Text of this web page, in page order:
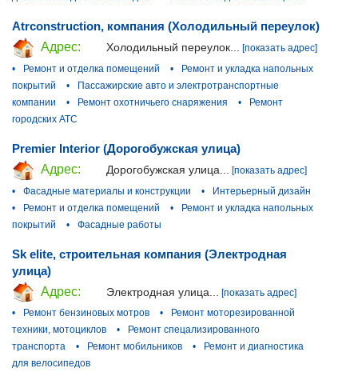
Atrconstruction, компания (Холодильный переулок)
Адрес:
Холодильный переулок...
[показать адрес]
•
Ремонт и отделка помещений •
Ремонт и укладка напольных
покрытий
•
Пассажирские авто и электротранспортные
компании
• Ремонт охотничьего снаряжения •
Ремонт
городских АТС
Premier Interior (Дорогобужская улица)
Адрес:
Дорогобужская улица...
[показать адрес]
•
Фасадные материалы и конструкции •
Интерьерный дизайн
•
Ремонт и отделка помещений •
Ремонт и укладка напольных
покрытий
• Фасадные работы
Sk elite, строительная компания (Электродная
улица)
Адрес:
Электродная улица...
[показать адрес]
•
Ремонт бензиновых мотров •
Ремонт моторезированной
техники, мотоциклов
•
Ремонт спецализированного
транспорта
• Ремонт мобильников •
Ремонт и диагностика
для велосипедов